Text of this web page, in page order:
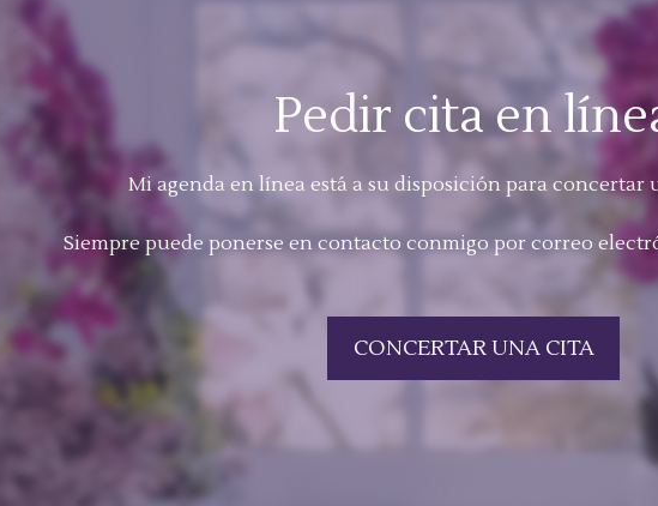
Pedir cita en
Mi agenda en línea está a su disposición para concertar
Siempre puede ponerse en contacto conmigo por correo
CONCERTAR UNA CITA